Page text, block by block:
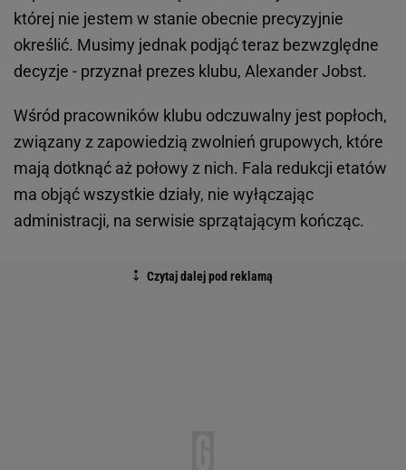
której nie jestem w stanie obecnie precyzyjnie
określić. Musimy jednak podjąć teraz bezwzględne
decyzje - przyznał prezes klubu, Alexander Jobst.
Wśród pracowników klubu odczuwalny jest popłoch,
związany z zapowiedzią zwolnień grupowych, które
mają dotknąć aż połowy z nich. Fala redukcji etatów
ma objąć wszystkie działy, nie wyłączając
administracji, na serwisie sprzątającym kończąc.